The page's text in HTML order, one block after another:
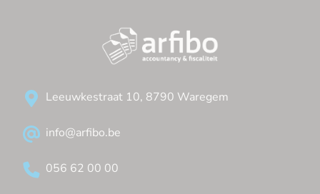
Leeuwkestraat 10, 8790 Waregem
info@arfibo.be
056 62 00 00